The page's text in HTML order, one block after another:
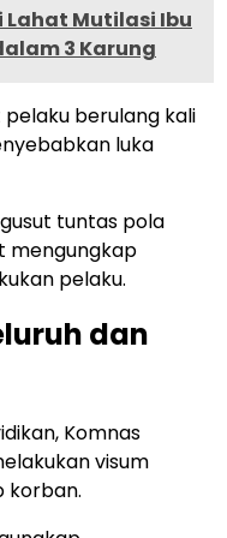
Lahat Mutilasi Ibu
3 Karung
berulang kali
luka
tuntas pola
mengungkap
pelaku.
dan
Komnas
visum
korban.